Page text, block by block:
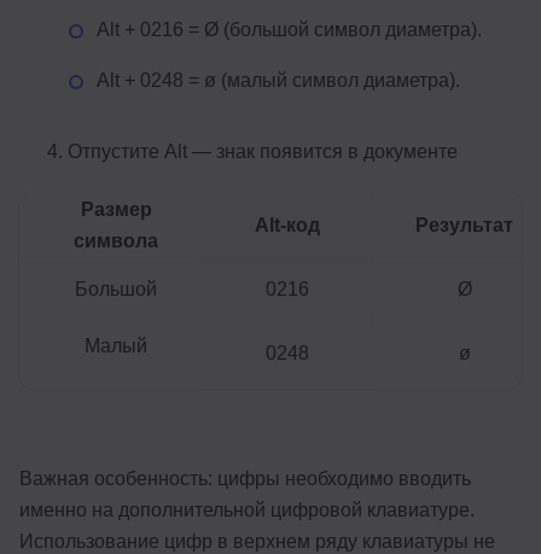
Alt + 0216 = Ø (большой символ диаметра).
Alt + 0248 = ø (малый символ диаметра).
Отпустите Alt — знак появится в документе
Размер
символа
Alt-код Результат
Большой 0216 Ø
Малый 0248 ø
Важная особенность: цифры необходимо вводить
именно на дополнительной цифровой клавиатуре.
Использование цифр в верхнем ряду клавиатуры не